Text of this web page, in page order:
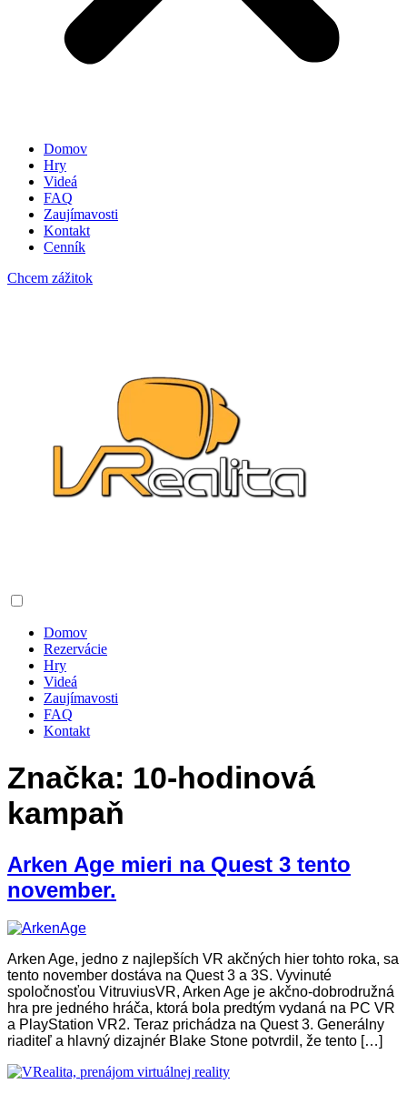
Domov
Hry
Videá
FAQ
Zaujímavosti
Kontakt
Cenník
Chcem zážitok
Domov
Rezervácie
Hry
Videá
Zaujímavosti
FAQ
Kontakt
Značka: 10-hodinová
kampaň
Arken Age mieri na Quest 3 tento
november.
Arken Age, jedno z najlepších VR akčných hier tohto roka, sa
tento november dostáva na Quest 3 a 3S. Vyvinuté
spoločnosťou VitruviusVR, Arken Age je akčno-dobrodružná
hra pre jedného hráča, ktorá bola predtým vydaná na PC VR
a PlayStation VR2. Teraz prichádza na Quest 3. Generálny
riaditeľ a hlavný dizajnér Blake Stone potvrdil, že tento […]